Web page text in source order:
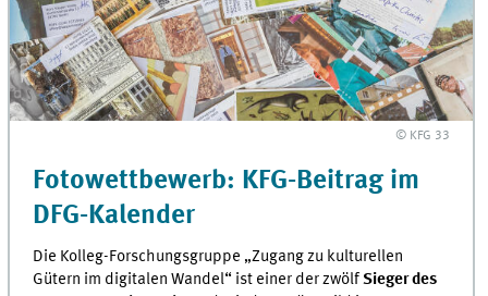
© KFG 33
Fotowettbewerb: KFG-Beitrag im
DFG-Kalender
Die Kolleg-Forschungsgruppe „Zugang zu kulturellen
Gütern im digitalen Wandel“ ist einer der zwölfSieger des